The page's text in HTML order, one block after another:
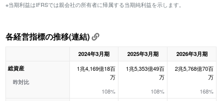
※当期利益はIFRSでは親会社の所有者に帰属する当期純利益を示します。
各経営指標の推移(連結)
2024年3月期 2025年3月期
2026年3月期
総資産
昨対比
1兆4,169億18百
万
108%
1兆5,353億49百
万
108%
2兆5,768億70百
万
168%